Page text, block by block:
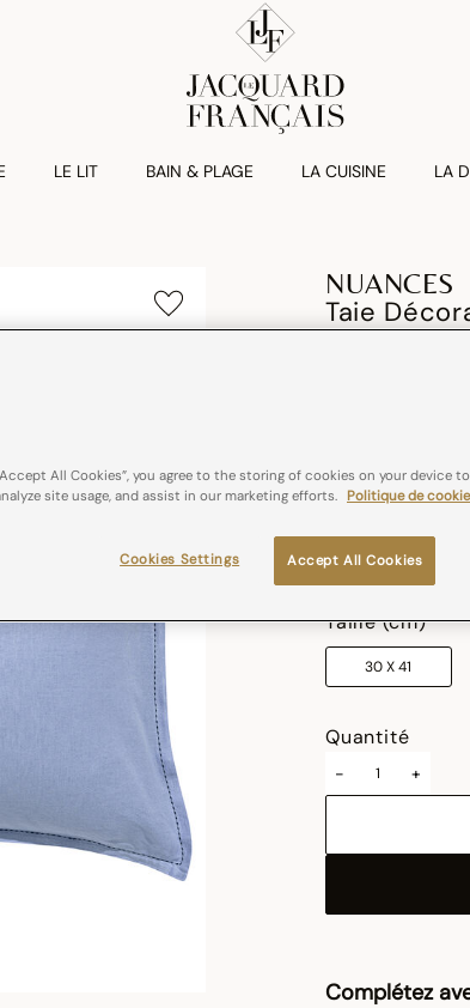
LE LIT BAIN & PLAGE LA CUISINE LA
NUANCES
Taie
Couleurs :Denim
Taille (cm)
30 X 41
Quantité
- +
Complétez
All Cookies”, you agree to the storing of cookies on your device
site usage, and assist in our marketing efforts. Politique de
Accept All Cookies
Cookies Settings